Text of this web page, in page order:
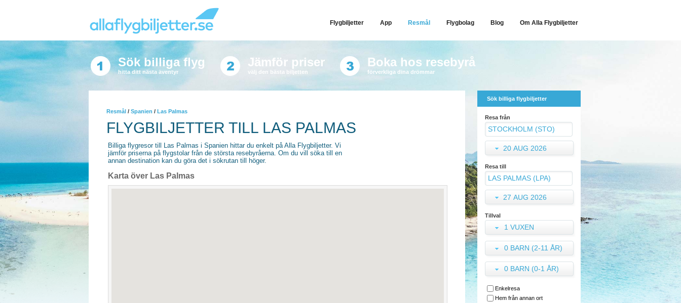
Flygbiljetter App Resmål Flygbolag Blog Om Alla Flygbiljetter
Sök billiga flyg
hitta ditt nästa äventyr
Jämför priser
välj den bästa biljetten
Boka hos resebyrå
förverkliga dina drömmar
Resmål / Spanien / Las Palmas
FLYGBILJETTER TILL LAS PALMAS
Billiga flygresor till Las Palmas i Spanien hittar du enkelt på Alla Flygbiljetter. Vi
jämför priserna på flygstolar från de största resebyråerna. Om du vill söka till en
annan destination kan du göra det i sökrutan till höger.
Karta över Las Palmas
Sök billiga flygbiljetter
Resa från
20 AUG 2026
Resa till
27 AUG 2026
Tillval
1 VUXEN
0 BARN (2-11 ÅR)
0 BARN (0-1 ÅR)
Enkelresa
Hem från annan ort